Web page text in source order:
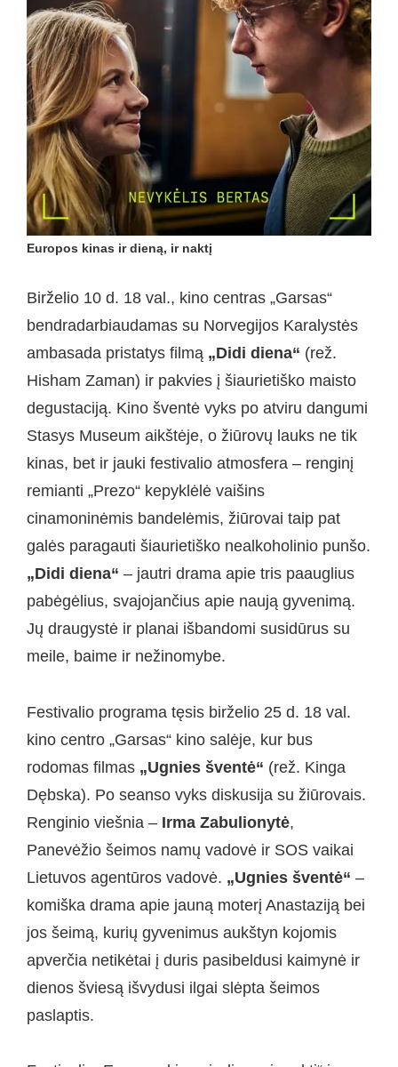
Europos kinas ir dieną, ir naktį
Birželio 10 d. 18 val., kino centras „Garsas“
bendradarbiaudamas su Norvegijos Karalystės
ambasada pristatys filmą „Didi diena“ (rež.
Hisham Zaman) ir pakvies į šiaurietiško maisto
degustaciją. Kino šventė vyks po atviru dangumi
Stasys Museum aikštėje, o žiūrovų lauks ne tik
kinas, bet ir jauki festivalio atmosfera – renginį
remianti „Prezo“ kepyklėlė vaišins
cinamoninėmis bandelėmis, žiūrovai taip pat
galės paragauti šiaurietiško nealkoholinio punšo.
„Didi diena“ – jautri drama apie tris paauglius
pabėgėlius, svajojančius apie naują gyvenimą.
Jų draugystė ir planai išbandomi susidūrus su
meile, baime ir nežinomybe.
Festivalio programa tęsis birželio 25 d. 18 val.
kino centro „Garsas“ kino salėje, kur bus
rodomas filmas „Ugnies šventė“ (rež. Kinga
Dębska). Po seanso vyks diskusija su žiūrovais.
Renginio viešnia – Irma Zabulionytė,
Panevėžio šeimos namų vadovė ir SOS vaikai
Lietuvos agentūros vadovė. „Ugnies šventė“ –
komiška drama apie jauną moterį Anastaziją bei
jos šeimą, kurių gyvenimus aukštyn kojomis
apverčia netikėtai į duris pasibeldusi kaimynė ir
dienos šviesą išvydusi ilgai slėpta šeimos
paslaptis.